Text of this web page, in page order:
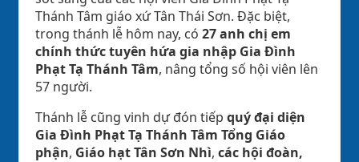
Thánh Tâm giáo xứ Tân Thái Sơn. Đặc biệt,
trong thánh lễ hôm nay, có 27 anh chị em
chính thức tuyên hứa gia nhập Gia Đình
Phạt Tạ Thánh Tâm, nâng tổng số hội viên lên
57 người.
Thánh lễ cũng vinh dự đón tiếp quý đại diện
Gia Đình Phạt Tạ Thánh Tâm Tổng Giáo
phận, Giáo hạt Tân Sơn Nhì, các hội đoàn,